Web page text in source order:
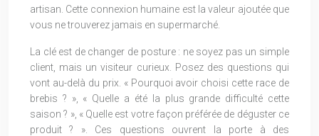
artisan. Cette connexion humaine est la valeur ajoutée que
vous ne trouverez jamais en supermarché.
La clé est de changer de posture : ne soyez pas un simple
client, mais un visiteur curieux. Posez des questions qui
vont au-delà du prix. « Pourquoi avoir choisi cette race de
brebis ? », « Quelle a été la plus grande difficulté cette
saison ? », « Quelle est votre façon préférée de déguster ce
produit ? ». Ces questions ouvrent la porte à des